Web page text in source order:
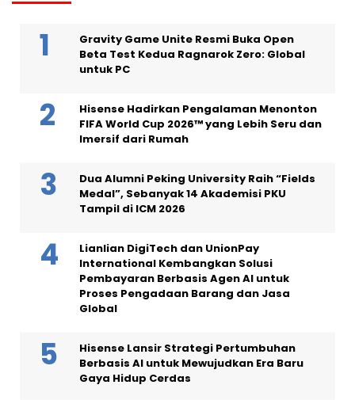
Gravity Game Unite Resmi Buka Open
Beta Test Kedua Ragnarok Zero: Global
untuk PC
Hisense Hadirkan Pengalaman Menonton
FIFA World Cup 2026™ yang Lebih Seru dan
Imersif dari Rumah
Dua Alumni Peking University Raih “Fields
Medal”, Sebanyak 14 Akademisi PKU
Tampil di ICM 2026
Lianlian DigiTech dan UnionPay
International Kembangkan Solusi
Pembayaran Berbasis Agen AI untuk
Proses Pengadaan Barang dan Jasa
Global
Hisense Lansir Strategi Pertumbuhan
Berbasis AI untuk Mewujudkan Era Baru
Gaya Hidup Cerdas